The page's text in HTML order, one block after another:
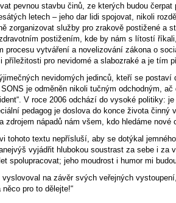
pevnou stavbu činů, ze kterých budou
letech – jeho dar lidi spojovat, nikoli
zorganizovat služby pro zrakově postižené a
postižením, kde by nám s lítostí
procesu vytváření a novelizování zákona o
pro nevidomé a slabozraké a je tím
nevidomých jedinců, kteří se
je odměněn nikoli tučným odchodným,
V roce 2006 odchází do vysoké politiky:
pedagog je doslova do konce života
zdrojem nápadů nám všem, kdo hledáme
tohoto textu nepřísluší, aby se dotýkal
vyjádřit hlubokou soustrast za sebe i
spolupracovat; jeho moudrost i humor mi
na závěr svých veřejných
pro to dělejte!“